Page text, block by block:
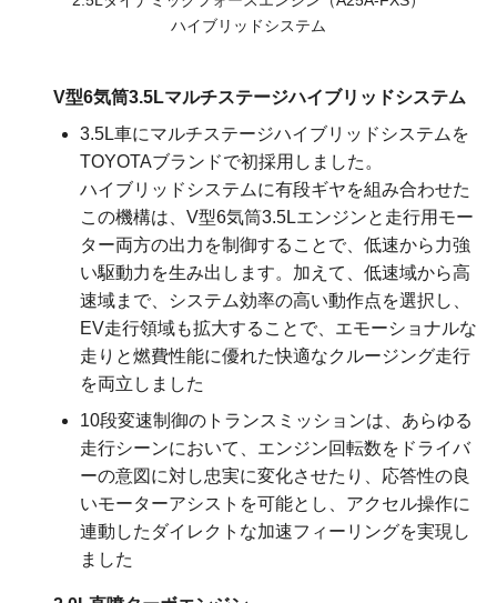
ハイブリッドシステム
V型6気筒3.5Lマルチステージハイブリッドシステム
3.5L車にマルチステージハイブリッドシステムを
TOYOTAブランドで初採用しました。
ハイブリッドシステムに有段ギヤを組み合わせた
この機構は、V型6気筒3.5Lエンジンと走行用モー
ター両方の出力を制御することで、低速から力強
い駆動力を生み出します。加えて、低速域から高
速域まで、システム効率の高い動作点を選択し、
EV走行領域も拡大することで、エモーショナルな
走りと燃費性能に優れた快適なクルージング走行
を両立しました
10段変速制御のトランスミッションは、あらゆる
走行シーンにおいて、エンジン回転数をドライバ
ーの意図に対し忠実に変化させたり、応答性の良
いモーターアシストを可能とし、アクセル操作に
連動したダイレクトな加速フィーリングを実現し
ました